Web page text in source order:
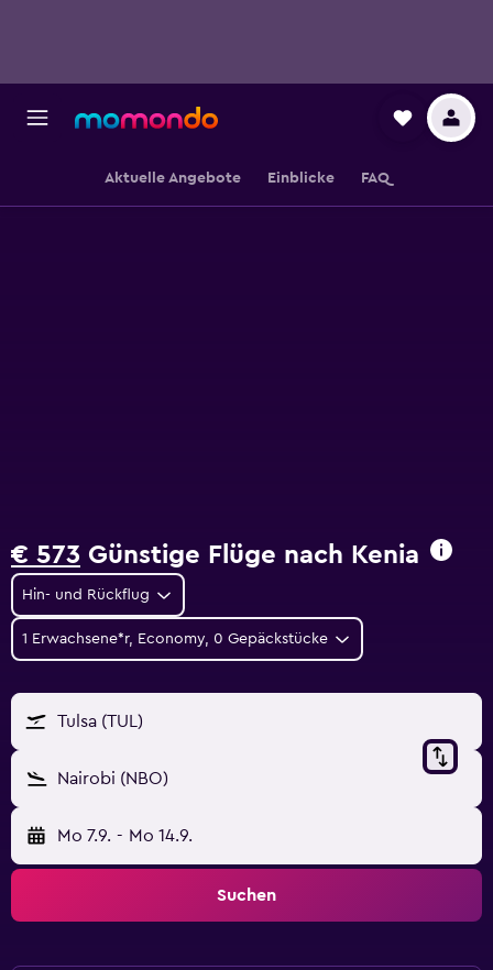
Aktuelle Angebote Einblicke FAQ
€ 573 Günstige Flüge nach Kenia
Hin- und Rückflug
1 Erwachsene*r, Economy, 0 Gepäckstücke
Tulsa (TUL)
Nairobi (NBO)
Mo 7.9. - Mo 14.9.
Suchen